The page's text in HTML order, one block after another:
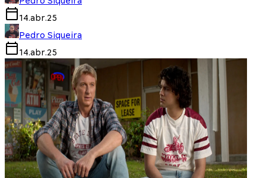
14.abr.25
Pedro Siqueira
14.abr.25